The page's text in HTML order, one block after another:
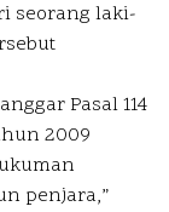
seorang laki-
Pasal 114
2009
penjara,”